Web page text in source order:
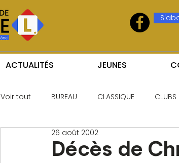
ACTUALITÉS JEUNES
Voir tout BUREAU CLASSIQUE CLUBS
Décès de
26 août 2002